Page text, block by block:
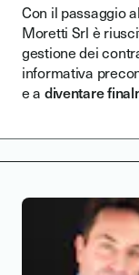
Con il passaggio
Moretti Srl è
gestione dei
informativa
e a diventare